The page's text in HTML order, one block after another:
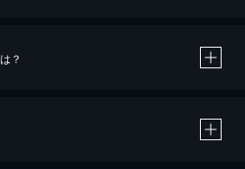
ットカード決済による作品の購入 / レンタルです。
？